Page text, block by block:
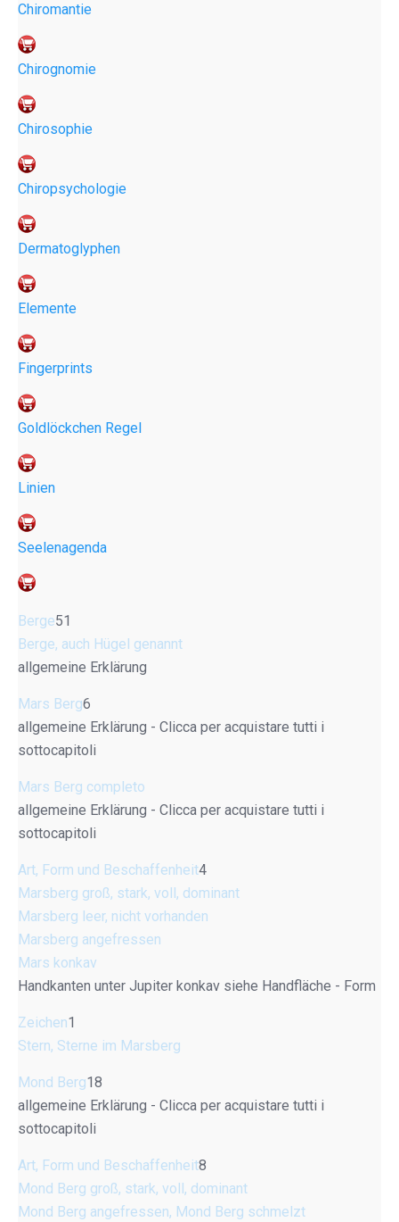
Chiromantie
Chirognomie
Chirosophie
Chiropsychologie
Dermatoglyphen
Elemente
Fingerprints
Goldlöckchen Regel
Linien
Seelenagenda
Berge51
Berge, auch Hügel genannt
allgemeine Erklärung
Mars Berg6
allgemeine Erklärung - Clicca per acquistare tutti i
sottocapitoli
Mars Berg completo
allgemeine Erklärung - Clicca per acquistare tutti i
sottocapitoli
Art, Form und Beschaffenheit4
Marsberg groß, stark, voll, dominant
Marsberg leer, nicht vorhanden
Marsberg angefressen
Mars konkav
Handkanten unter Jupiter konkav siehe Handfläche - Form
Zeichen1
Stern, Sterne im Marsberg
Mond Berg18
allgemeine Erklärung - Clicca per acquistare tutti i
sottocapitoli
Art, Form und Beschaffenheit8
Mond Berg groß, stark, voll, dominant
Mond Berg angefressen, Mond Berg schmelzt